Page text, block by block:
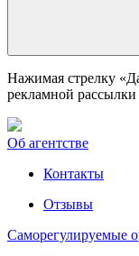
Нажимая стрелку
рекламной рассылки
Об агентстве
Контакты
Отзывы
Саморегулируемые